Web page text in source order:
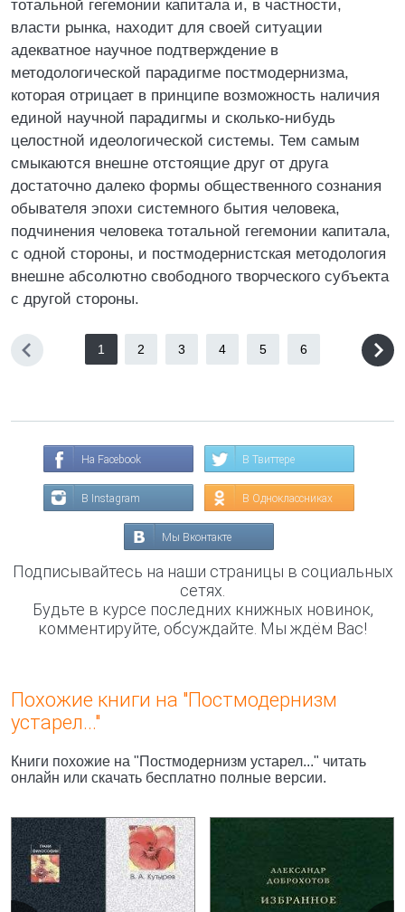
тотальной гегемонии капитала и, в частности,
власти рынка, находит для своей ситуации
адекватное научное подтверждение в
методологической парадигме постмодернизма,
которая отрицает в принципе возможность наличия
единой научной парадигмы и сколько-нибудь
целостной идеологической системы. Тем самым
смыкаются внешне отстоящие друг от друга
достаточно далеко формы общественного сознания
обывателя эпохи системного бытия человека,
подчинения человека тотальной гегемонии капитала,
с одной стороны, и постмодернистская методология
внешне абсолютно свободного творческого субъекта
с другой стороны.
1 2 3 4 5 6
На Facebook В Твиттере
В Instagram В Одноклассниках
Мы Вконтакте
Подписывайтесь на наши страницы в социальных
сетях.
Будьте в курсе последних книжных новинок,
комментируйте, обсуждайте. Мы ждём Вас!
Похожие книги на "Постмодернизм
устарел..."
Книги похожие на "Постмодернизм устарел..." читать
онлайн или скачать бесплатно полные версии.